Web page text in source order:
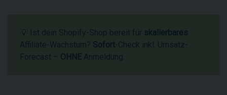
💡 Ist dein Shopify-Shop bereit für skalierbares
Affiliate-Wachstum? Sofort-Check inkl. Umsatz-
Forecast – OHNE Anmeldung.